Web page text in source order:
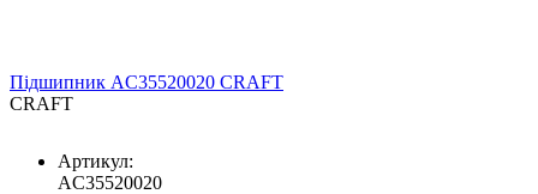
Підшипник AC35520020 CRAFT
CRAFT
Артикул:
AC35520020